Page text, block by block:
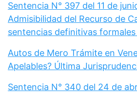
Sentencia N° 397 del 11 de
Admisibilidad del Recurso de
sentencias definitivas
Autos de Mero Trámite en
Apelables? Última
Sentencia N° 340 del 24 de